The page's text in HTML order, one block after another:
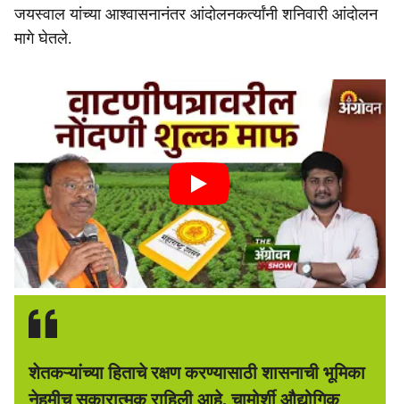
जयस्वाल यांच्या आश्वासनानंतर आंदोलनकर्त्यांनी शनिवारी आंदोलन
मागे घेतले.
शेतकऱ्यांच्या हिताचे रक्षण करण्यासाठी शासनाची भूमिका
नेहमीच सकारात्मक राहिली आहे. चामोर्शी औद्योगिक